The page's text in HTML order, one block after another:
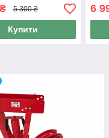
5 300 ₴
Купити
6